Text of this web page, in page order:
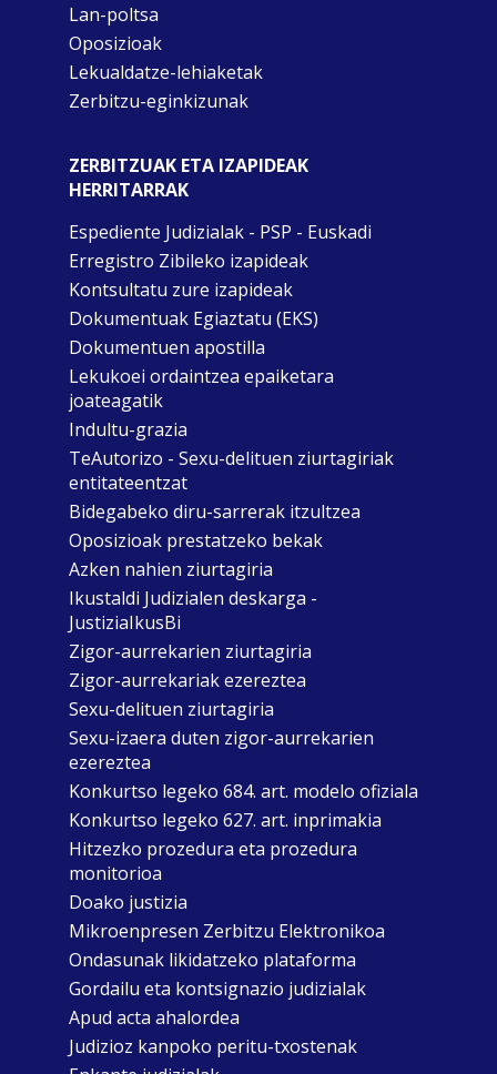
Lan-poltsa
Oposizioak
Lekualdatze-lehiaketak
Zerbitzu-eginkizunak
ZERBITZUAK ETA IZAPIDEAK
HERRITARRAK
Espediente Judizialak - PSP - Euskadi
Erregistro Zibileko izapideak
Kontsultatu zure izapideak
Dokumentuak Egiaztatu (EKS)
Dokumentuen apostilla
Lekukoei ordaintzea epaiketara
joateagatik
Indultu-grazia
TeAutorizo - Sexu-delituen ziurtagiriak
entitateentzat
Bidegabeko diru-sarrerak itzultzea
Oposizioak prestatzeko bekak
Azken nahien ziurtagiria
Ikustaldi Judizialen deskarga -
JustiziaIkusBi
Zigor-aurrekarien ziurtagiria
Zigor-aurrekariak ezereztea
Sexu-delituen ziurtagiria
Sexu-izaera duten zigor-aurrekarien
ezereztea
Konkurtso legeko 684. art. modelo ofiziala
Konkurtso legeko 627. art. inprimakia
Hitzezko prozedura eta prozedura
monitorioa
Doako justizia
Mikroenpresen Zerbitzu Elektronikoa
Ondasunak likidatzeko plataforma
Gordailu eta kontsignazio judizialak
Apud acta ahalordea
Judizioz kanpoko peritu-txostenak